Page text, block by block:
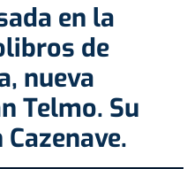
en la
de
nueva
Telmo. Su